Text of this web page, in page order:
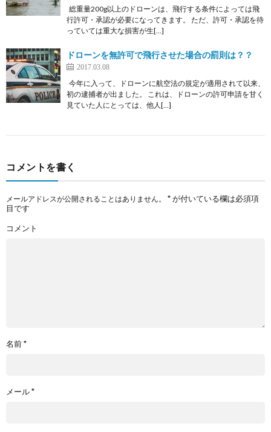
総重量200g以上のドローンは、飛行する条件によっては飛
行許可・承認が必要になってきます。 ただ、許可・承認を待
っていては重大な損害が生[…]
ドローンを無許可で飛行させた場合の罰則は？？
2017.03.08
今年に入って、ドローンに航空法の規定が適用されて以来、
初の逮捕者が出ました。 これは、ドローンの許可申請を甘く
見ていた人にとっては、他人[…]
コメントを書く
メールアドレスが公開されることはありません。 *が付いている欄は必須項
目です
コメント
名前*
メール*